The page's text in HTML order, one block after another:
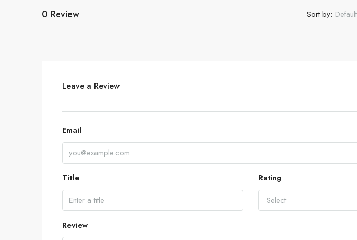
0 Review Sort by:
Leave a Review
Email
Title
Rating
Select
Review